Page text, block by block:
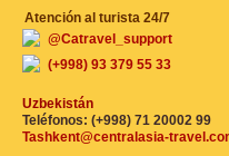
Atención al turista 24/7
@Catravel_support
(+998) 93 379 55 33
Uzbekistán
Teléfonos: (+998) 71 20002 99
Tashkent@centralasia-